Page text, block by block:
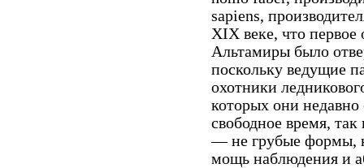
sapiens,
XIX веке, что первое
Альтамиры было
поскольку ведущие
охотники
которых они
свободное время, так
— не грубые формы,
мощь наблюдения и